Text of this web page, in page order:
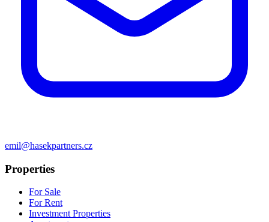
emil@hasekpartners.cz
Properties
For Sale
For Rent
Investment Properties